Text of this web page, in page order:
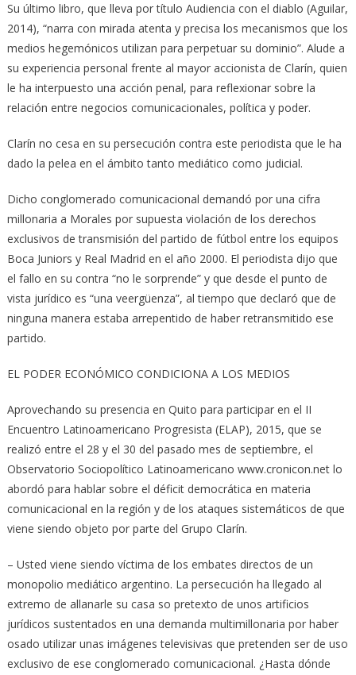
Su último libro, que lleva por título Audiencia con el diablo (Aguilar,
2014), “narra con mirada atenta y precisa los mecanismos que los
medios hegemónicos utilizan para perpetuar su dominio”. Alude a
su experiencia personal frente al mayor accionista de Clarín, quien
le ha interpuesto una acción penal, para reflexionar sobre la
relación entre negocios comunicacionales, política y poder.
Clarín no cesa en su persecución contra este periodista que le ha
dado la pelea en el ámbito tanto mediático como judicial.
Dicho conglomerado comunicacional demandó por una cifra
millonaria a Morales por supuesta violación de los derechos
exclusivos de transmisión del partido de fútbol entre los equipos
Boca Juniors y Real Madrid en el año 2000. El periodista dijo que
el fallo en su contra “no le sorprende” y que desde el punto de
vista jurídico es “una veergüenza”, al tiempo que declaró que de
ninguna manera estaba arrepentido de haber retransmitido ese
partido.
EL PODER ECONÓMICO CONDICIONA A LOS MEDIOS
Aprovechando su presencia en Quito para participar en el II
Encuentro Latinoamericano Progresista (ELAP), 2015, que se
realizó entre el 28 y el 30 del pasado mes de septiembre, el
Observatorio Sociopolítico Latinoamericano www.cronicon.net lo
abordó para hablar sobre el déficit democrática en materia
comunicacional en la región y de los ataques sistemáticos de que
viene siendo objeto por parte del Grupo Clarín.
– Usted viene siendo víctima de los embates directos de un
monopolio mediático argentino. La persecución ha llegado al
extremo de allanarle su casa so pretexto de unos artificios
jurídicos sustentados en una demanda multimillonaria por haber
osado utilizar unas imágenes televisivas que pretenden ser de uso
exclusivo de ese conglomerado comunicacional. ¿Hasta dónde